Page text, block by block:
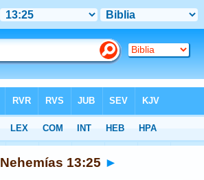
Nehemías 13:25 ►